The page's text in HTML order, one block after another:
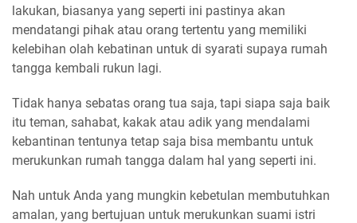
lakukan, biasanya yang seperti ini pastinya akan
mendatangi pihak atau orang tertentu yang memiliki
kelebihan olah kebatinan untuk di syarati supaya rumah
tangga kembali rukun lagi.
Tidak hanya sebatas orang tua saja, tapi siapa saja baik
itu teman, sahabat, kakak atau adik yang mendalami
kebantinan tentunya tetap saja bisa membantu untuk
merukunkan rumah tangga dalam hal yang seperti ini.
Nah untuk Anda yang mungkin kebetulan membutuhkan
amalan, yang bertujuan untuk merukunkan suami istri